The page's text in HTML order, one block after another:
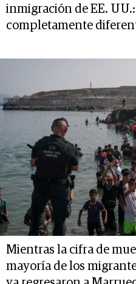
inmigración de EE.
completamente
Mientras la cifra de
mayoría de los